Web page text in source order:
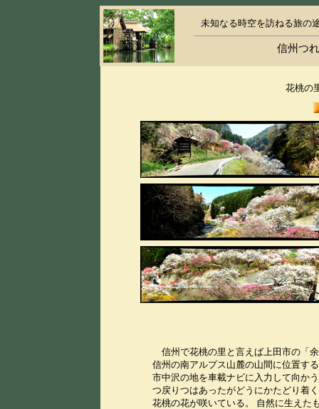
未知なる時空を訪ねる旅の
信州つ
花桃の
信州で花桃の里と言えば上田市の「
信州の南アルプス山麓の山間に位置す
市中沢の地を車載ナビに入力して向か
つ戻りつはあったがどうにかたどり着
花桃の花が咲いている。 自然に生えた